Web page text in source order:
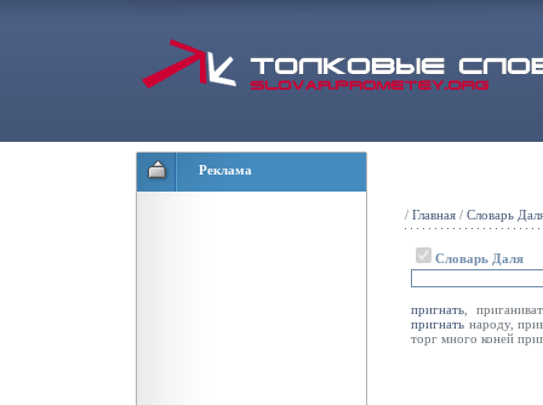
Реклама
/ Главная / Словарь
Словарь Даля
пригнать ,
пригнать народу,
торг много коней